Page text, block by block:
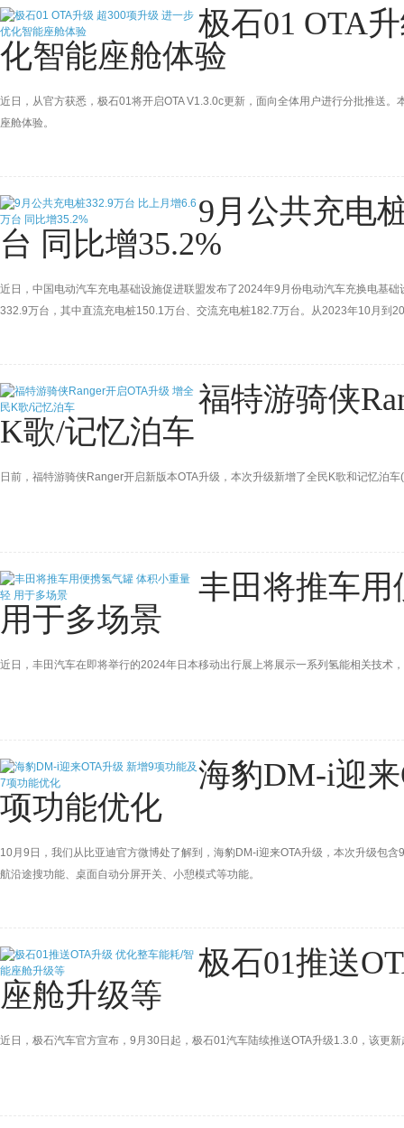
极石01 OTA
化智能座舱体验
近日，从官方获悉，极石01将开启OTA V1.3.0c更新，面向全体用户进行分批推送
座舱体验。
9月公共充电
台 同比增35.2%
近日，中国电动汽车充电基础设施促进联盟发布了2024年9月份电动汽车充换电基
332.9万台，其中直流充电桩150.1万台、交流充电桩182.7万台。从2023年10月到
福特游骑侠
K歌/记忆泊车
日前，福特游骑侠Ranger开启新版本OTA升级，本次升级新增了全民K歌和记忆泊车
丰田将推车
用于多场景
近日，丰田汽车在即将举行的2024年日本移动出行展上将展示一系列氢能相关技术
海豹DM-i迎
项功能优化
10月9日，我们从比亚迪官方微博处了解到，海豹DM-i迎来OTA升级，本次升级包
航沿途搜功能、桌面自动分屏开关、小憩模式等功能。
极石01推送
座舱升级等
近日，极石汽车官方宣布，9月30日起，极石01汽车陆续推送OTA升级1.3.0，该更